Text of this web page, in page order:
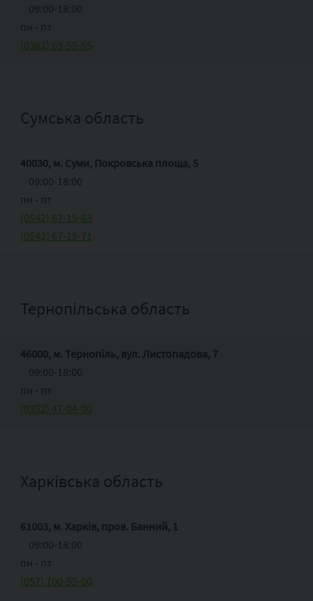
09:00-18:00
пн ‑ пт
(0362) 69-55-55
Сумська область
40030, м. Суми, Покровська площа, 5
09:00-18:00
пн ‑ пт
(0542) 67-15-63
(0542) 67-15-71
Тернопільська область
46000, м. Тернопіль, вул. Листопадова, 7
09:00-18:00
пн ‑ пт
(0352) 47-04-00
Харківська область
61003, м. Харків, пров. Банний, 1
09:00-18:00
пн ‑ пт
(057) 700-95-00